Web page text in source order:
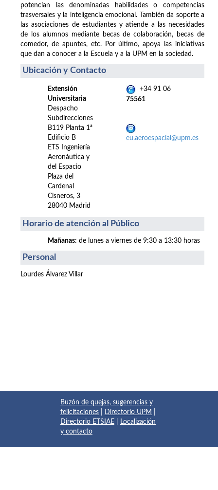
potencian las denominadas habilidades o competencias
trasversales y la inteligencia emocional. También da soporte a
las asociaciones de estudiantes y atiende a las necesidades
de los alumnos mediante becas de colaboración, becas de
comedor, de apuntes, etc. Por último, apoya las iniciativas
que dan a conocer a la Escuela y a la UPM en la sociedad.
Ubicación y Contacto
Extensión
Universitaria
Despacho
Subdirecciones
B119 Planta 1ª
Edificio B
ETS Ingeniería
Aeronáutica y
del Espacio
Plaza del
Cardenal
Cisneros, 3
28040 Madrid
+34 91 06
75561
eu.aeroespacial@upm.es
Horario de atención al Público
Mañanas: de lunes a viernes de 9:30 a 13:30 horas
Personal
Lourdes Álvarez Villar
Buzón de quejas, sugerencias y
felicitaciones
Directorio UPM
Directorio ETSIAE
Localización
y contacto